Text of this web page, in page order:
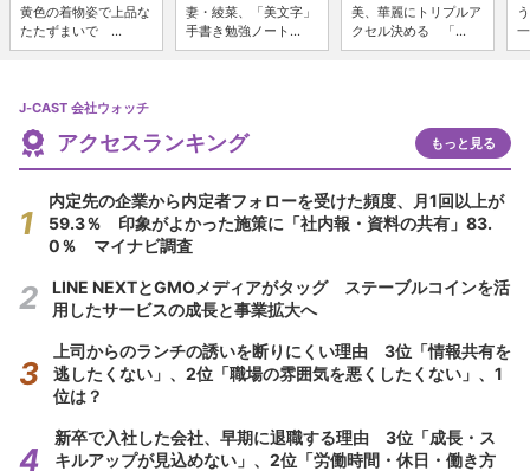
黄色の着物姿で上品な
たたずまいで ...
妻・綾菜、「美文字」
手書き勉強ノート...
美、華麗にトリプルア
クセル決める 「...
J-CAST 会社ウォッチ
アクセスランキング もっと見る
内定先の企業から内定者フォローを受けた頻度、月1回以上が
59.3％ 印象がよかった施策に「社内報・資料の共有」83.
0％ マイナビ調査
LINE NEXTとGMOメディアがタッグ ステーブルコインを活
用したサービスの成長と事業拡大へ
上司からのランチの誘いを断りにくい理由 3位「情報共有を
逃したくない」、2位「職場の雰囲気を悪くしたくない」、1
位は？
新卒で入社した会社、早期に退職する理由 3位「成長・ス
キルアップが見込めない」、2位「労働時間・休日・働き方